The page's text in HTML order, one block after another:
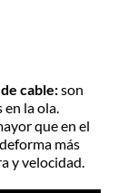
cable:son
la ola.
que en el
más
y velocidad.